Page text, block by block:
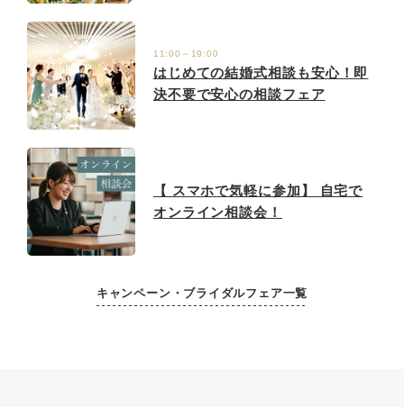
11:00～19:00
はじめての結婚式相談も安心！即
決不要で安心の相談フェア
【 スマホで気軽に参加】 自宅で
オンライン相談会！
キャンペーン・ブライダルフェア一覧